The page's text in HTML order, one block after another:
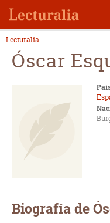
Lecturalia
Óscar
Biografía de